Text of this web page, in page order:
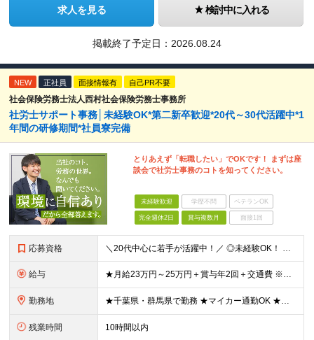
求人を見る 検討中に入れる
掲載終了予定日： 2026.08.24
NEW 正社員 面接情報有 自己PR不要
社会保険労務士法人西村社会保険労務士事務所
社労士サポート事務│未経験OK*第二新卒歓迎*20代～30代活躍中*1
年間の研修期間*社員寮完備
とりあえず「転職したい」でOKです！ まずは座
談会で社労士事務のコトを知ってください。
未経験歓迎 学歴不問 ベテランOK
完全週休2日 賞与複数月 面接1回
応募資格 ＼20代中心に若手が活躍中！／ ◎未経験OK！ ◎第二新卒歓迎！ ◎社労士知識が0でも大丈夫！ ※大卒以上（学部・学科不問）
給与 ★月給23万円～25万円＋賞与年2回＋交通費 ※残業代全額支給 ※試用期間3ヶ月（期間中の待遇に差異はありません） ◎昇給毎年1回（6月） ◎賞与年2回
勤務地 ★千葉県・群馬県で勤務 ★マイカー通勤OK ★希望者は社員寮利用可 ＜千葉拠点＞ 千葉県千葉市中央区出洲港6-14 ＜群馬拠点＞ 群馬県高崎市大八木町912-10 └群馬拠点勤務の場合、入社3か月
残業時間 10時間以内